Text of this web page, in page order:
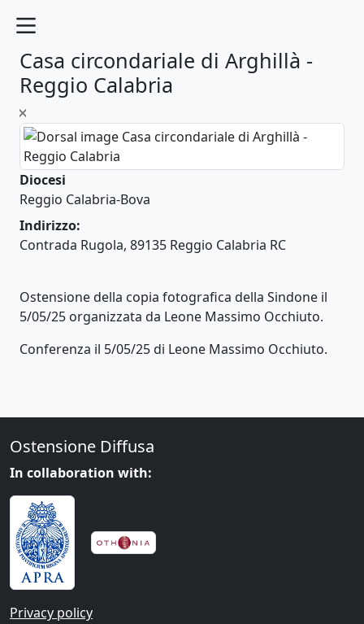
Casa circondariale di Arghillà -
Reggio Calabria
Diocesi
Reggio Calabria-Bova
Indirizzo:
Contrada Rugola, 89135 Reggio Calabria RC
Ostensione della copia fotografica della Sindone il
5/05/25 organizzata da Leone Massimo Occhiuto.
Conferenza il 5/05/25 di Leone Massimo Occhiuto.
Ostensione Diffusa
In collaboration with:
Privacy policy